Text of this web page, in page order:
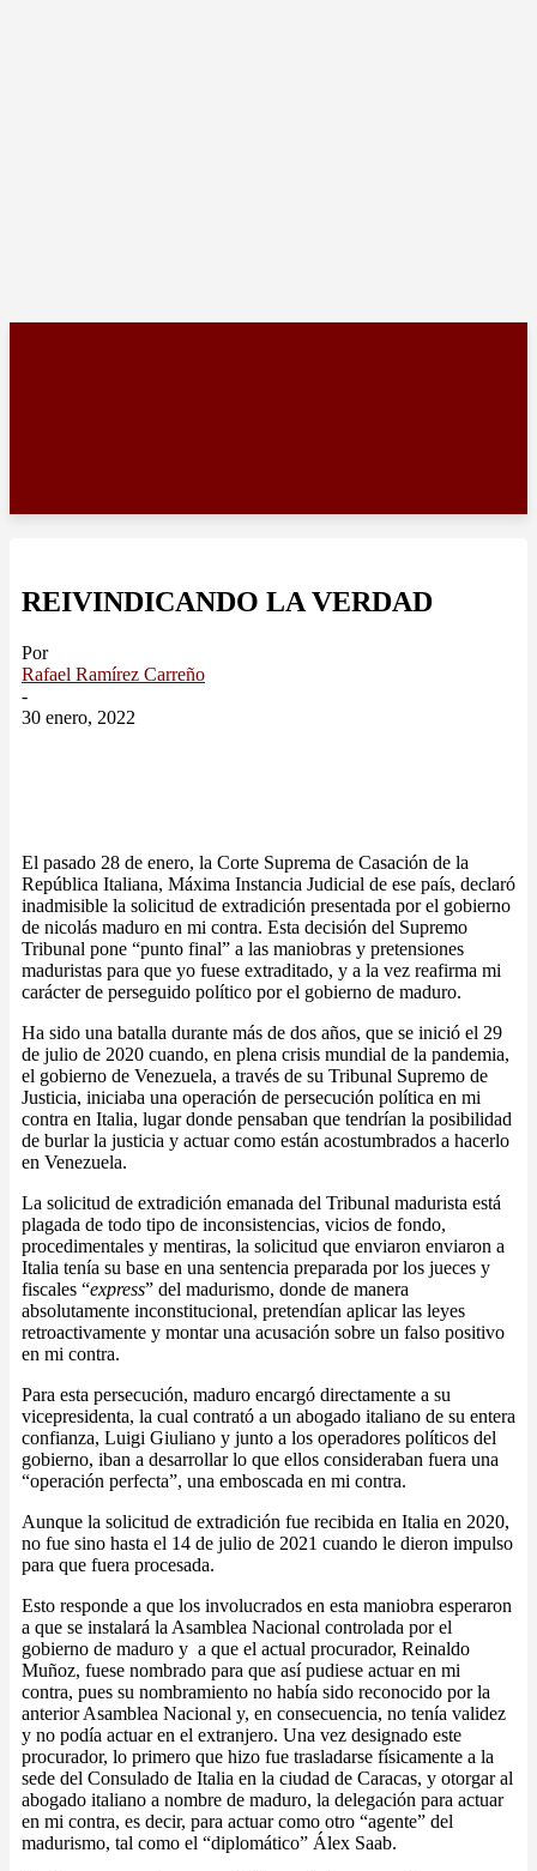
REIVINDICANDO LA VERDAD
Por
Rafael Ramírez Carreño
-
30 enero, 2022
El pasado 28 de enero, la Corte Suprema de Casación de la
República Italiana, Máxima Instancia Judicial de ese país, declaró
inadmisible la solicitud de extradición presentada por el gobierno
de nicolás maduro en mi contra. Esta decisión del Supremo
Tribunal pone “punto final” a las maniobras y pretensiones
maduristas para que yo fuese extraditado, y a la vez reafirma mi
carácter de perseguido político por el gobierno de maduro.
Ha sido una batalla durante más de dos años, que se inició el 29
de julio de 2020 cuando, en plena crisis mundial de la pandemia,
el gobierno de Venezuela, a través de su Tribunal Supremo de
Justicia, iniciaba una operación de persecución política en mi
contra en Italia, lugar donde pensaban que tendrían la posibilidad
de burlar la justicia y actuar como están acostumbrados a hacerlo
en Venezuela.
La solicitud de extradición emanada del Tribunal madurista está
plagada de todo tipo de inconsistencias, vicios de fondo,
procedimentales y mentiras, la solicitud que enviaron enviaron a
Italia tenía su base en una sentencia preparada por los jueces y
fiscales “express” del madurismo, donde de manera
absolutamente inconstitucional, pretendían aplicar las leyes
retroactivamente y montar una acusación sobre un falso positivo
en mi contra.
Para esta persecución, maduro encargó directamente a su
vicepresidenta, la cual contrató a un abogado italiano de su entera
confianza, Luigi Giuliano y junto a los operadores políticos del
gobierno, iban a desarrollar lo que ellos consideraban fuera una
“operación perfecta”, una emboscada en mi contra.
Aunque la solicitud de extradición fue recibida en Italia en 2020,
no fue sino hasta el 14 de julio de 2021 cuando le dieron impulso
para que fuera procesada.
Esto responde a que los involucrados en esta maniobra esperaron
a que se instalará la Asamblea Nacional controlada por el
gobierno de maduro y a que el actual procurador, Reinaldo
Muñoz, fuese nombrado para que así pudiese actuar en mi
contra, pues su nombramiento no había sido reconocido por la
anterior Asamblea Nacional y, en consecuencia, no tenía validez
y no podía actuar en el extranjero. Una vez designado este
procurador, lo primero que hizo fue trasladarse físicamente a la
sede del Consulado de Italia en la ciudad de Caracas, y otorgar al
abogado italiano a nombre de maduro, la delegación para actuar
en mi contra, es decir, para actuar como otro “agente” del
madurismo, tal como el “diplomático” Álex Saab.